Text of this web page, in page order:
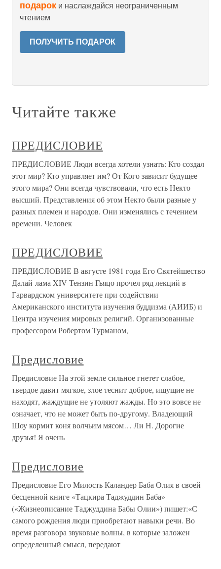
подарок и наслаждайся неограниченным
чтением
ПОЛУЧИТЬ ПОДАРОК
Читайте также
ПРЕДИСЛОВИЕ
ПРЕДИСЛОВИЕ Люди всегда хотели узнать: Кто создал
этот мир? Кто управляет им? От Кого зависит будущее
этого мира? Они всегда чувствовали, что есть Некто
высший. Представления об этом Некто были разные у
разных племен и народов. Они изменялись с течением
времени. Человек
ПРЕДИСЛОВИЕ
ПРЕДИСЛОВИЕ В августе 1981 года Его Святейшество
Далай-лама XIV Тензин Гьяцо прочел ряд лекций в
Гарвардском университете при содействии
Американского института изучения буддизма (АИИБ) и
Центра изучения мировых религий. Организованные
профессором Робертом Турманом,
Предисловие
Предисловие На этой земле сильное гнетет слабое,
твердое давит мягкое, злое теснит доброе, ищущие не
находят, жаждущие не утоляют жажды. Но это вовсе не
означает, что не может быть по-другому. Владеющий
Шоу кормит коня волчьим мясом… Ли Н. Дорогие
друзья! Я очень
Предисловие
Предисловие Его Милость Каландер Баба Олия в своей
бесценной книге «Тацкира Таджуддин Баба»
(«Жизнеописание Таджуддина Бабы Олии») пишет:«С
самого рождения люди приобретают навыки речи. Во
вре­мя разговора звуковые волны, в которые заложен
определенный смысл, передают